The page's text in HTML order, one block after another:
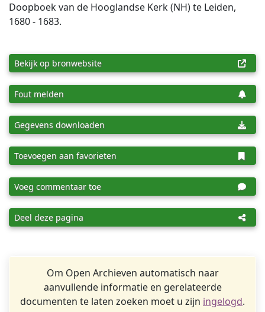
Doopboek van de Hooglandse Kerk (NH) te Leiden,
1680 - 1683.
Bekijk op bronwebsite
Fout melden
Gegevens downloaden
Toevoegen aan favorieten
Voeg commentaar toe
Deel deze pagina
Om Open Archieven automatisch naar
aanvullende informatie en gerelateerde
documenten te laten zoeken moet u zijn ingelogd.